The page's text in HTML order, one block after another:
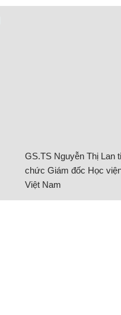
GS.TS Nguyễn Thị Lan
chức Giám đốc Học
Việt Nam